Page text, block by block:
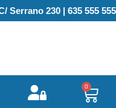
Serrano 230 | 635 555 555
0